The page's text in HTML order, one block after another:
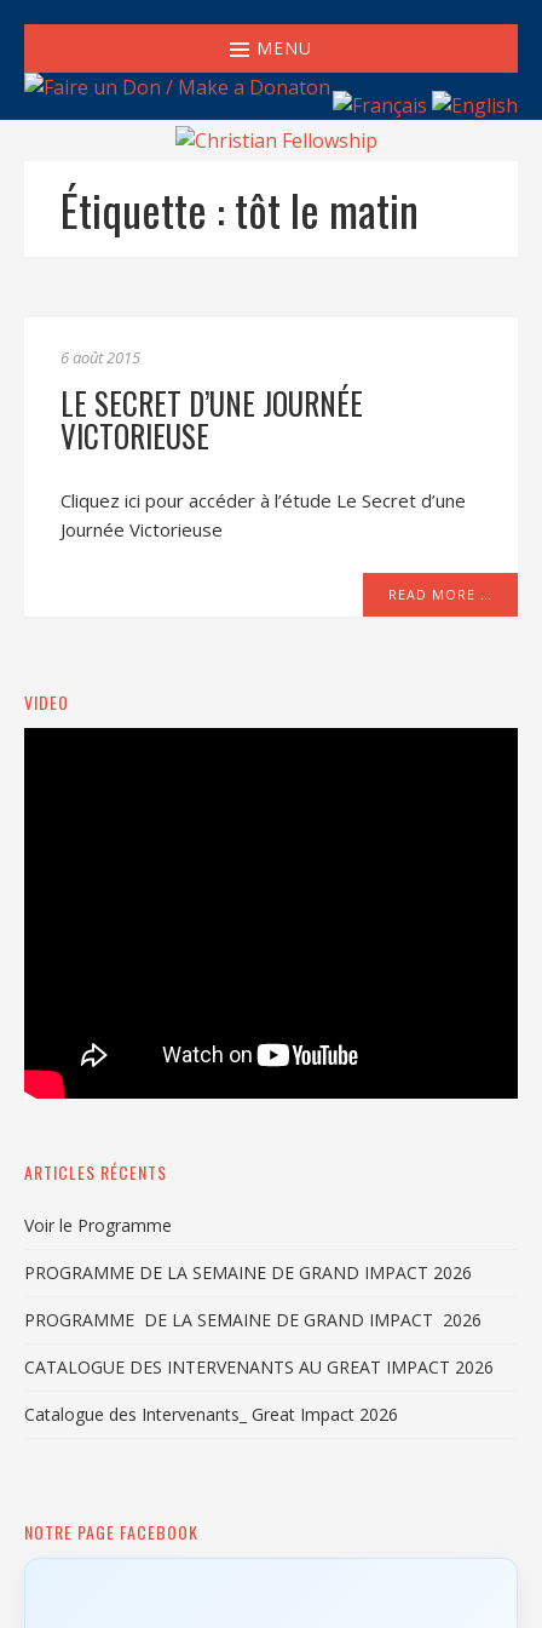
MENU
Étiquette :tôt le matin
6 août 2015
LE SECRET D’UNE JOURNÉE
VICTORIEUSE
Cliquez ici pour accéder à l’étude Le Secret d’une
Journée Victorieuse
READ MORE …
VIDEO
ARTICLES RÉCENTS
Voir le Programme
PROGRAMME DE LA SEMAINE DE GRAND IMPACT 2026
PROGRAMME DE LA SEMAINE DE GRAND IMPACT 2026
CATALOGUE DES INTERVENANTS AU GREAT IMPACT 2026
Catalogue des Intervenants_ Great Impact 2026
NOTRE PAGE FACEBOOK